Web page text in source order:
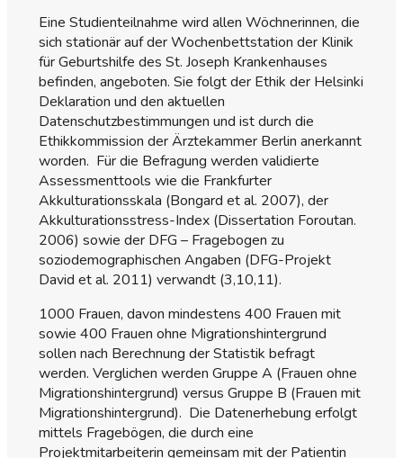
Eine Studienteilnahme wird allen Wöchnerinnen, die
sich stationär auf der Wochenbettstation der Klinik
für Geburtshilfe des St. Joseph Krankenhauses
befinden, angeboten. Sie folgt der Ethik der Helsinki
Deklaration und den aktuellen
Datenschutzbestimmungen und ist durch die
Ethikkommission der Ärztekammer Berlin anerkannt
worden. Für die Befragung werden validierte
Assessmenttools wie die Frankfurter
Akkulturationsskala (Bongard et al. 2007), der
Akkulturationsstress-Index (Dissertation Foroutan.
2006) sowie der DFG – Fragebogen zu
soziodemographischen Angaben (DFG-Projekt
David et al. 2011) verwandt (3,10,11).
1000 Frauen, davon mindestens 400 Frauen mit
sowie 400 Frauen ohne Migrationshintergrund
sollen nach Berechnung der Statistik befragt
werden. Verglichen werden Gruppe A (Frauen ohne
Migrationshintergrund) versus Gruppe B (Frauen mit
Migrationshintergrund). Die Datenerhebung erfolgt
mittels Fragebögen, die durch eine
Projektmitarbeiterin gemeinsam mit der Patientin